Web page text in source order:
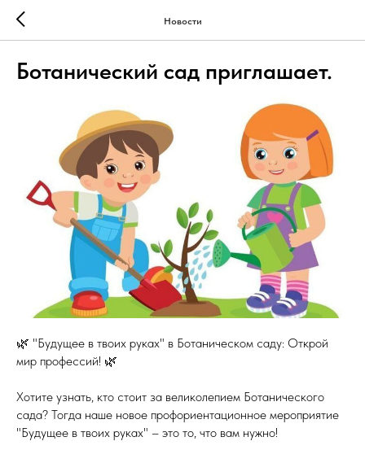
Новости
Ботанический сад приглашает.
🌿 "Будущее в твоих руках" в Ботаническом саду: Открой
мир профессий! 🌿
Хотите узнать, кто стоит за великолепием Ботанического
сада? Тогда наше новое профориентационное мероприятие
"Будущее в твоих руках" – это то, что вам нужно!